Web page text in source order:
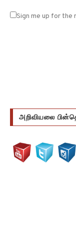
Sign me up for the
அறிவியலை